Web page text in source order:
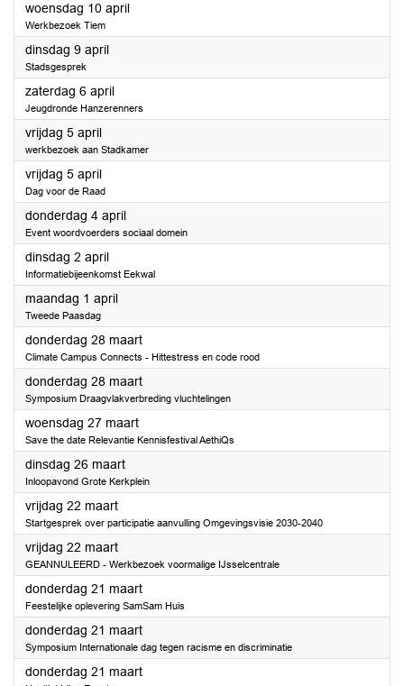
woensdag 10 april2024
Werkbezoek Tiem
dinsdag 9 april2024
Stadsgesprek
zaterdag 6 april2024
Jeugdronde Hanzerenners
vrijdag 5 april2024
werkbezoek aan Stadkamer
vrijdag 5 april2024
Dag voor de Raad
donderdag 4 april2024
Event woordvoerders sociaal domein
dinsdag 2 april2024
Informatiebijeenkomst Eekwal
maandag 1 april2024
Tweede Paasdag
donderdag 28 maart2024
Climate Campus Connects - Hittestress en code rood
donderdag 28 maart2024
Symposium Draagvlakverbreding vluchtelingen
woensdag 27 maart2024
Save the date Relevantie Kennisfestival AethiQs
dinsdag 26 maart2024
Inloopavond Grote Kerkplein
vrijdag 22 maart2024
Startgesprek over participatie aanvulling Omgevingsvisie 2030-2040
vrijdag 22 maart2024
GEANNULEERD - Werkbezoek voormalige IJsselcentrale
donderdag 21 maart2024
Feestelijke oplevering SamSam Huis
donderdag 21 maart2024
Symposium Internationale dag tegen racisme en discriminatie
donderdag 21 maart2024